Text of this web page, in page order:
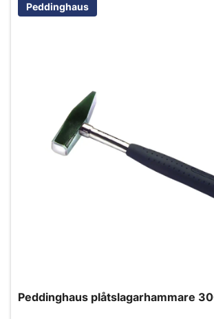
Peddinghaus
Peddinghaus plåtslagarhammare